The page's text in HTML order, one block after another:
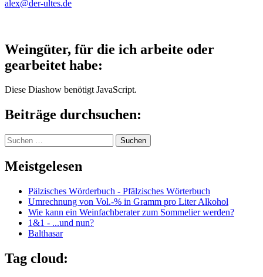
alex@der-ultes.de
Weingüter, für die ich arbeite oder
gearbeitet habe:
Diese Diashow benötigt JavaScript.
Beiträge durchsuchen:
Suchen
nach:
Meistgelesen
Pälzisches Wörderbuch - Pfälzisches Wörterbuch
Umrechnung von Vol.-% in Gramm pro Liter Alkohol
Wie kann ein Weinfachberater zum Sommelier werden?
1&1 - ...und nun?
Balthasar
Tag cloud: